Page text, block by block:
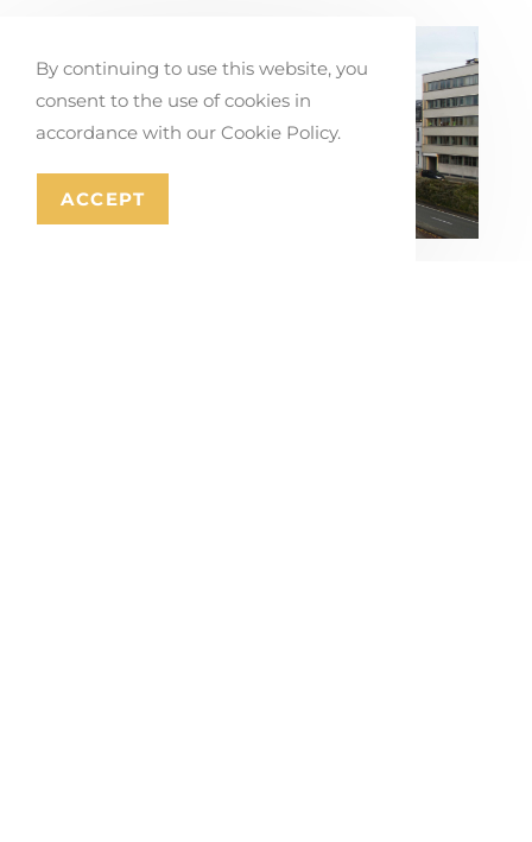
By continuing to use this website, you
consent to the use of cookies in
accordance with our Cookie Policy.
ACCEPT